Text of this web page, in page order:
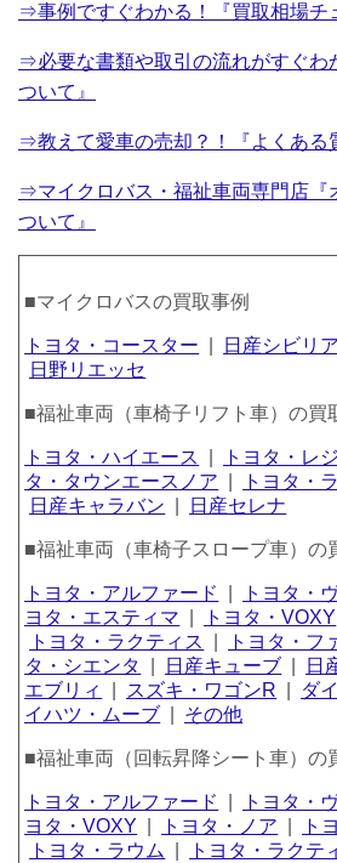
⇒事例ですぐわかる！『買取相場チ
⇒必要な書類や取引の流れがすぐわ
ついて』
⇒教えて愛車の売却？！『よくある
⇒マイクロバス・福祉車両専門店『
ついて』
■マイクロバスの買取事例
トヨタ・コースター 日産シビリ
日野リエッセ
■福祉車両（車椅子リフト車）の買
トヨタ・ハイエース トヨタ・レ
タ・タウンエースノア
トヨタ・
日産キャラバン
日産セレナ
■福祉車両（車椅子スロープ車）の
トヨタ・アルファード トヨタ・
ヨタ・エスティマ
トヨタ・VOXY
トヨタ・ラクティス
トヨタ・フ
タ・シエンタ
日産キューブ 日
エブリィ
スズキ・ワゴンR ダ
イハツ・ムーブ
その他
■福祉車両（回転昇降シート車）の
トヨタ・アルファード トヨタ・
ヨタ・VOXY
トヨタ・ノア ト
トヨタ・ラウム
トヨタ・ラクテ